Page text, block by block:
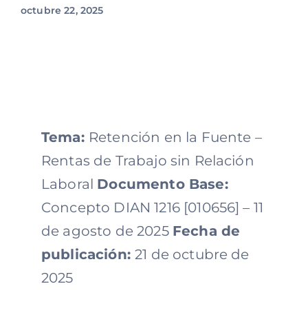
octubre 22, 2025
Tema: Retención en la Fuente –
Rentas de Trabajo sin Relación
Laboral Documento Base:
Concepto DIAN 1216 [010656] – 11
de agosto de 2025 Fecha de
publicación:21 de octubre de
2025